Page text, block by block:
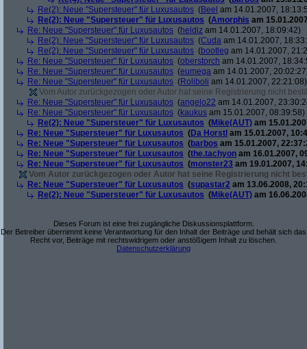
Re(2): Neue "Supersteuer" für Luxusautos (Beel am 14.01.2007,
Re(2): Neue "Supersteuer" für Luxusautos (Amorphis am
Re: Neue "Supersteuer" für Luxusautos (heldiz am 14.01.2007, 18:09:42)
Re(2): Neue "Supersteuer" für Luxusautos (Cuda am 14.01.2007,
Re(2): Neue "Supersteuer" für Luxusautos (bootleg am 14.01.2007,
Re: Neue "Supersteuer" für Luxusautos (oberstorch am 14.01.2007,
Re: Neue "Supersteuer" für Luxusautos (eumega am 14.01.2007,
Re: Neue "Supersteuer" für Luxusautos (Roliboli am 14.01.2007, 22:21:08)
Vom Autor zurückgezogen oder Autor hat seine Registrierung nicht
Re: Neue "Supersteuer" für Luxusautos (angelo22 am 14.01.2007,
Re: Neue "Supersteuer" für Luxusautos (kaukus am 15.01.2007, 08:39:58)
Re(2): Neue "Supersteuer" für Luxusautos (Mike(AUT) am
Re: Neue "Supersteuer" für Luxusautos (Da Horstl am 15.01.2007,
Re: Neue "Supersteuer" für Luxusautos (barbos am 15.01.2007,
Re: Neue "Supersteuer" für Luxusautos (the.tachyon am 16.01.2007,
Re: Neue "Supersteuer" für Luxusautos (monster23 am 19.01.2007,
Vom Autor zurückgezogen oder Autor hat seine Registrierung nicht
Re: Neue "Supersteuer" für Luxusautos (supastar2 am 13.06.2008,
Re(2): Neue "Supersteuer" für Luxusautos (Mike(AUT) am
Dieses Forum ist eine frei zugängliche Diskussionsplattform.
Der Betreiber übernimmt keine Verantwortung für den Inhalt der Beiträge und behält sich das
Recht vor, Beiträge mit rechtswidrigem oder anstößigem Inhalt zu löschen.
Datenschutzerklärung